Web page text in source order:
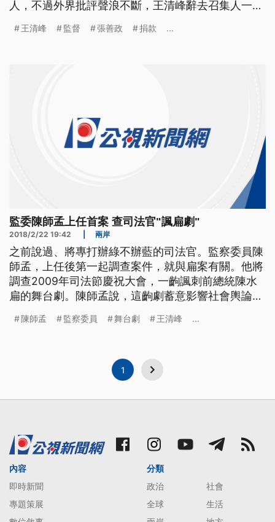
人，不過外界批評聲浪不斷，王清峰辭去召集人一
款專戶管理及監督委員會，原先由紅十字總會長王清
王清峰 監督 張善政 捐款 ...
監委陳師孟上任首案 查司法官"諷扁劇"
2018/2/22 19:42 兩岸
之前說過、將專打辦綠不辦藍的司法官。監察委員陳
師孟，上任後第一起調查案件，就與扁案有關。他將
調查2009年司法節慶祝大會，一齣諷刺前總統陳水
扁的舞台劇。陳師孟說，這齣劇蓄意影響社會輿論，
台劇的前主任檢察官，也想親自拜訪陳水扁。王清峰
陳師孟 監察委員 舞台劇 王清峰 ...
1
內容
即時新聞
專題策展
分類
政治
社會
全球
生活